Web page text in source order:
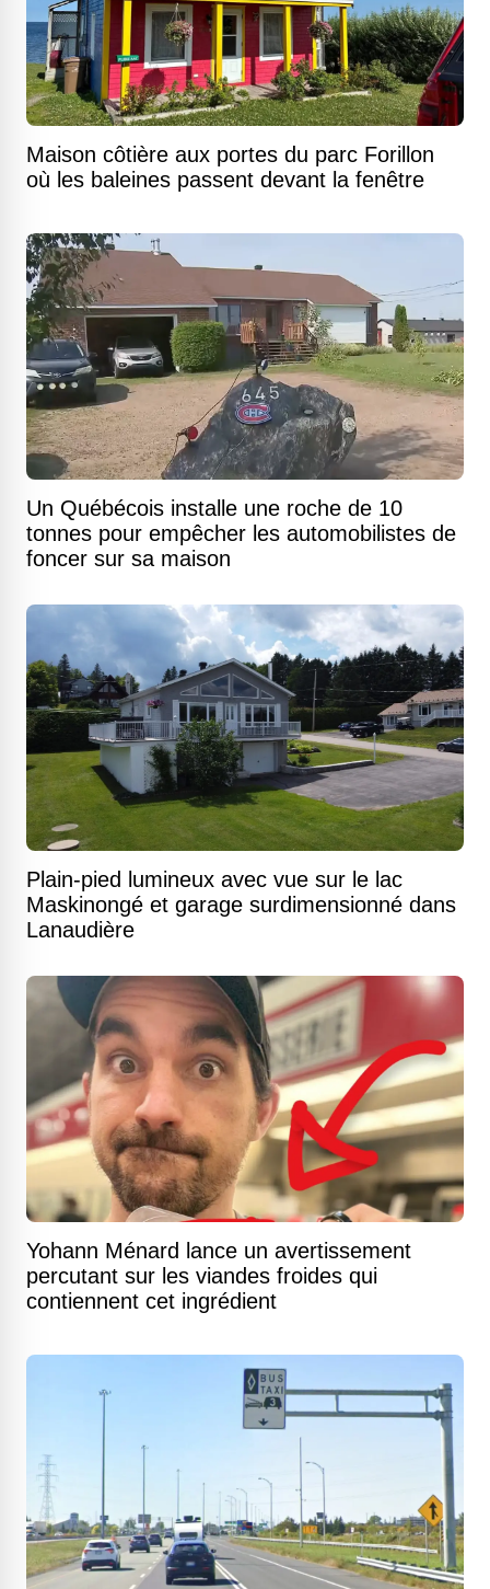
Maison côtière aux portes du parc Forillon
où les baleines passent devant la fenêtre
Un Québécois installe une roche de 10
tonnes pour empêcher les automobilistes de
foncer sur sa maison
Plain-pied lumineux avec vue sur le lac
Maskinongé et garage surdimensionné dans
Lanaudière
Yohann Ménard lance un avertissement
percutant sur les viandes froides qui
contiennent cet ingrédient